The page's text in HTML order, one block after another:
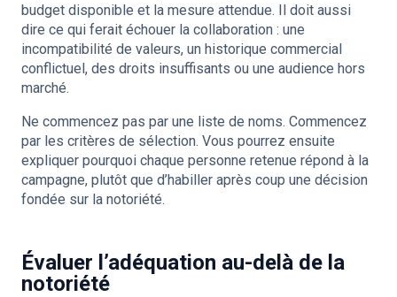
budget disponible et la mesure attendue. Il doit aussi
dire ce qui ferait échouer la collaboration : une
incompatibilité de valeurs, un historique commercial
conflictuel, des droits insuffisants ou une audience hors
marché.
Ne commencez pas par une liste de noms. Commencez
par les critères de sélection. Vous pourrez ensuite
expliquer pourquoi chaque personne retenue répond à la
campagne, plutôt que d’habiller après coup une décision
fondée sur la notoriété.
Évaluer l’adéquation au-delà de la
notoriété